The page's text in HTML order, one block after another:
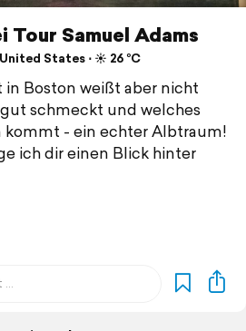
Tour Samuel Adams
States ⋅ ☀️ 26 °C
in Boston weißt aber nicht
schmeckt und welches
kommt - ein echter Albtraum!
ich dir einen Blick hinter